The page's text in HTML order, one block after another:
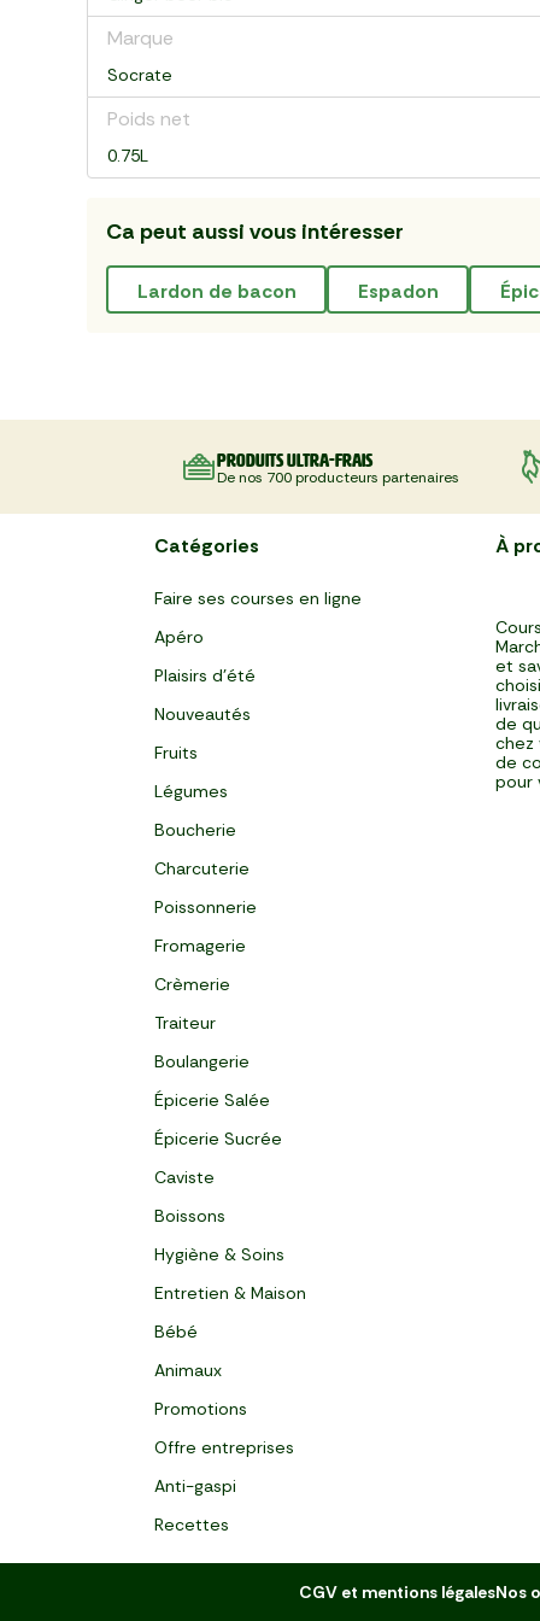
Marque
Socrate
Poids net
0.75L
Ca peut aussi vous intéresser
lardon de bacon espadon
Produits ultra-frais
De nos 700 producteurs partenaires
Catégories
Faire ses courses en ligne
Apéro
Plaisirs d'été
Nouveautés
Fruits
Légumes
Boucherie
Charcuterie
Poissonnerie
Fromagerie
Crèmerie
Traiteur
Boulangerie
Épicerie Salée
Épicerie Sucrée
Caviste
Boissons
Hygiène & Soins
Entretien & Maison
Bébé
Animaux
Promotions
Offre entreprises
Anti-gaspi
Recettes
À
et
de
chez
de
pour
CGV et mentions légalesNos